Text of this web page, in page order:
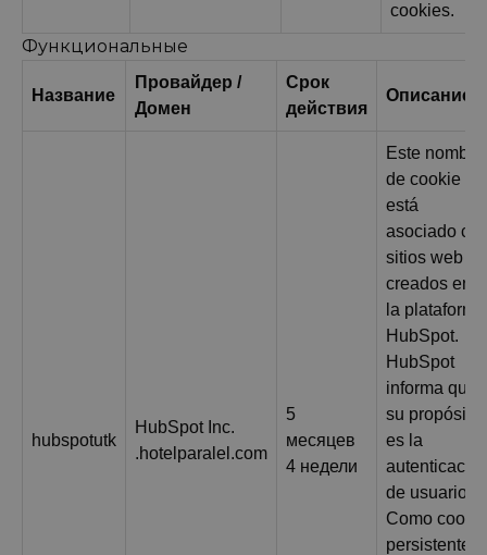
cookies.
Функциональные
Название
Провайдер /
Домен
Срок
действия
Описание
hubspotutk
HubSpot Inc.
.hotelparalel.com
5
месяцев
4 недели
Este nombre
de cookie
está
asociado
sitios web
creados en
la plataforma
HubSpot.
HubSpot
informa que
su propósito
es la
de usuarios.
Como cookie
persistente